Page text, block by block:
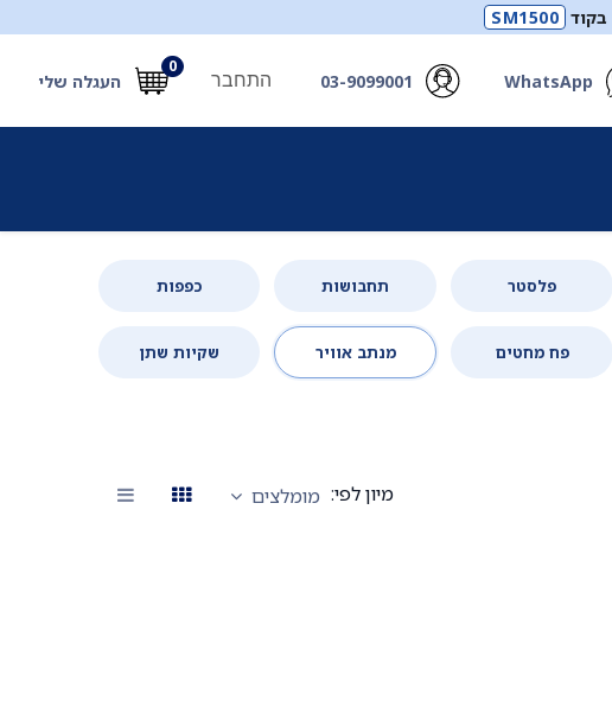
SM1500
WhatsApp
03-9099001
0
העגלה שלי התחבר
פלסטר תחבושות כפפות
פח מחטים מנתב אוויר שקיות שתן
מיון לפי: מומלצים